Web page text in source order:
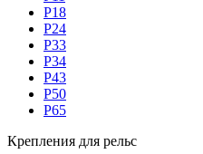
Р18
Р24
Р33
Р34
Р43
Р50
Р65
Крепления для рельс